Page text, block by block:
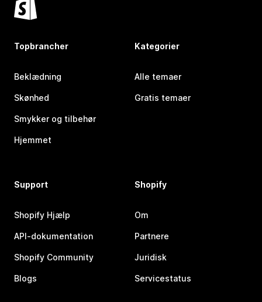
Topbrancher
Beklædning
Skønhed
Smykker og tilbehør
Hjemmet
Kategorier
Alle temaer
Gratis temaer
Support
Shopify Hjælp
API-dokumentation
Shopify Community
Blogs
Shopify
Om
Partnere
Juridisk
Servicestatus